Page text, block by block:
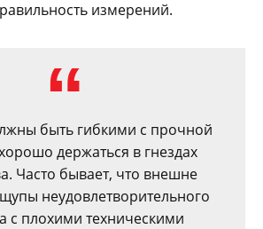
измерений.
быть гибкими с прочной
держаться в гнездах
Часто бывает, что внешне
неудовлетворительного
с плохими техническими